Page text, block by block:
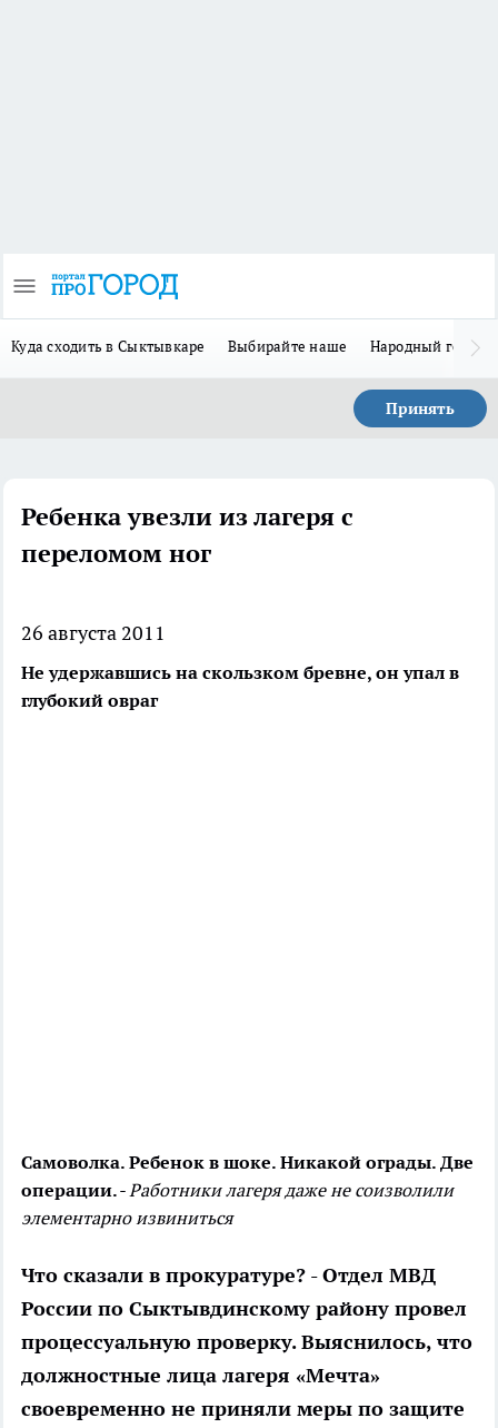
Куда сходить в Сыктывкаре Выбирайте наше Народный герой-
Принять
Ребенка увезли из лагеря с
переломом ног
26 августа 2011
Не удержавшись на скользком бревне, он упал в
глубокий овраг
Самоволка. Ребенок в шоке. Никакой ограды. Две
операции.- Работники лагеря даже не соизволили
элементарно извиниться
Что сказали в прокуратуре? - Отдел МВД
России по Сыктывдинскому району провел
процессуальную проверку. Выяснилось, что
должностные лица лагеря «Мечта»
своевременно не приняли меры по защите